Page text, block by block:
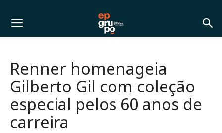
Renner homenageia
Gilberto Gil com coleção
especial pelos 60 anos de
carreira